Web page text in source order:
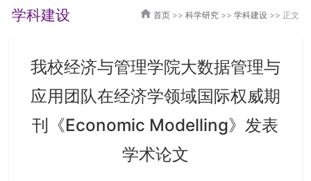
学科建设 首页>> 科学研究>> 学科建设>> 正文
我校经济与管理学院大数据管理与
应用团队在经济学领域国际权威期
刊《Economic Modelling》发表
学术论文